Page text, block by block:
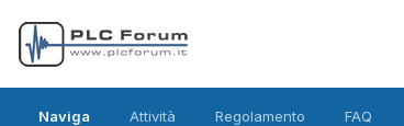
Naviga Attività Regolamento FAQ